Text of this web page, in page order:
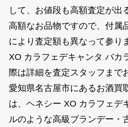
して、お値段も高額査定が出
高額なお品物ですので、付属
により査定額も異なって参り
XO カラフェデキャンタ バカ
際は詳細を査定スタッフまで
愛知県名古屋市にあるお酒買
は、ヘネシー XO カラフェデ
ルのような高級ブランデー・